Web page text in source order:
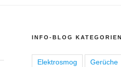
INFO-BLOG KATEGORIEN
Elektrosmog Gerüche